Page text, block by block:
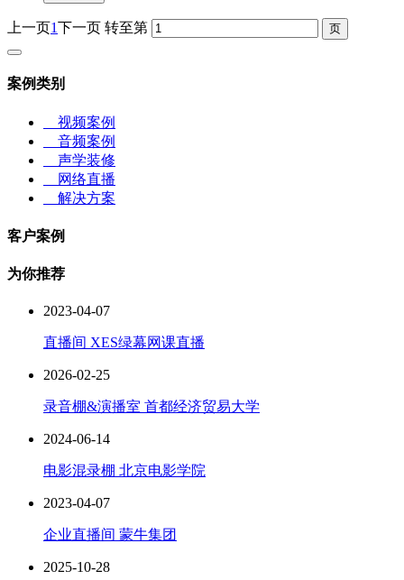
上一页1下一页 转至第
案例类别
视频案例
音频案例
声学装修
网络直播
解决方案
客户案例
为你推荐
2023-04-07
直播间 XES绿幕网课直播
2026-02-25
录音棚&演播室 首都经济贸易大学
2024-06-14
电影混录棚 北京电影学院
2023-04-07
企业直播间 蒙牛集团
2025-10-28